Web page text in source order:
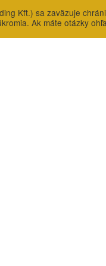
Kft.) sa zaväzuje
Ak máte otázky